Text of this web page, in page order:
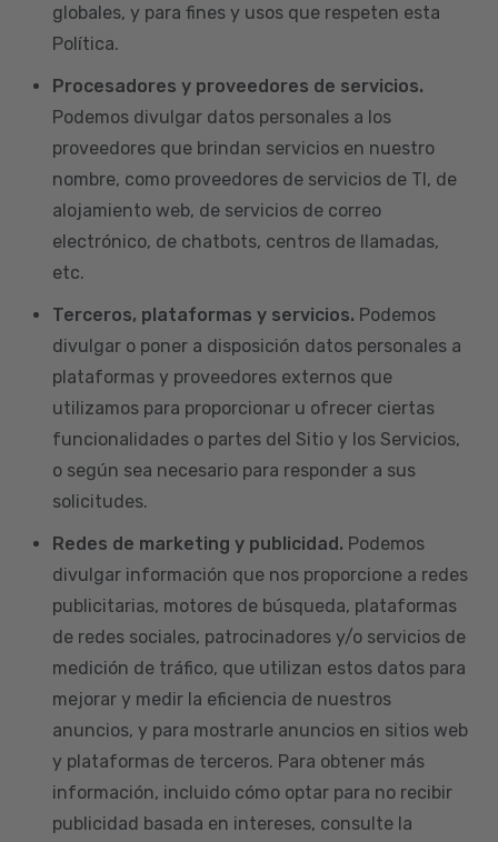
globales, y para fines y usos que respeten esta
Política.
Procesadores y proveedores de servicios.
Podemos divulgar datos personales a los
proveedores que brindan servicios en nuestro
nombre, como proveedores de servicios de TI, de
alojamiento web, de servicios de correo
electrónico, de chatbots, centros de llamadas,
etc.
Terceros, plataformas y servicios. Podemos
divulgar o poner a disposición datos personales a
plataformas y proveedores externos que
utilizamos para proporcionar u ofrecer ciertas
funcionalidades o partes del Sitio y los Servicios,
o según sea necesario para responder a sus
solicitudes.
Redes de marketing y publicidad. Podemos
divulgar información que nos proporcione a redes
publicitarias, motores de búsqueda, plataformas
de redes sociales, patrocinadores y/o servicios de
medición de tráfico, que utilizan estos datos para
mejorar y medir la eficiencia de nuestros
anuncios, y para mostrarle anuncios en sitios web
y plataformas de terceros. Para obtener más
información, incluido cómo optar para no recibir
publicidad basada en intereses, consulte la